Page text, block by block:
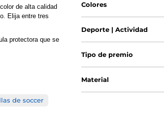
de alta calidad
Elija entre tres
protectora que se
de soccer
Colores
Deporte | Actividad
Tipo de premio
Material